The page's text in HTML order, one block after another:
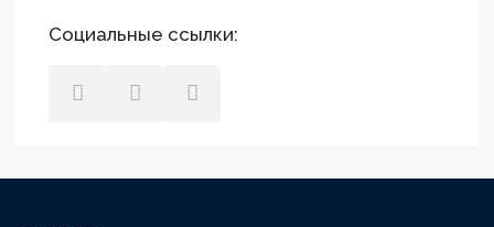
Социальные ссылки: